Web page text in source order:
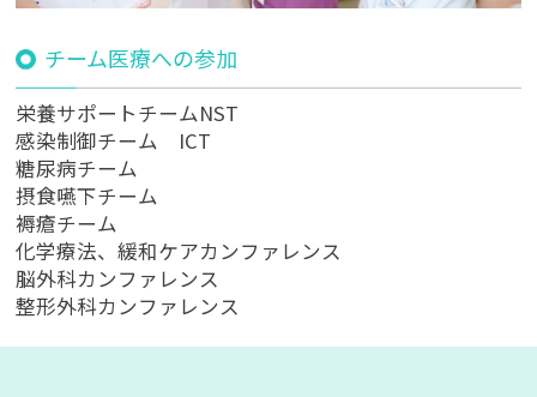
チーム医療への参加
栄養サポートチームNST
感染制御チーム ICT
糖尿病チーム
摂食嚥下チーム
褥瘡チーム
化学療法、緩和ケアカンファレンス
脳外科カンファレンス
整形外科カンファレンス